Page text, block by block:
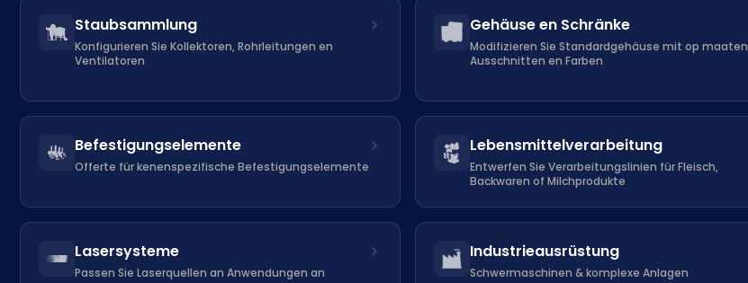
Staubsammlung
Konfigurieren Sie Kollektoren, Rohrleitungen en
Ventilatoren
Gehäuse en Schränke
Modifizieren Sie Standardgehäuse mit op maaten
Ausschnitten en Farben
Befestigungselemente
Offerte für kenenspezifische Befestigungselemente
Lebensmittelverarbeitung
Entwerfen Sie Verarbeitungslinien für Fleisch,
Backwaren of Milchprodukte
Lasersysteme
Passen Sie Laserquellen an Anwendungen an
Industrieausrüstung
Schwermaschinen & komplexe Anlagen